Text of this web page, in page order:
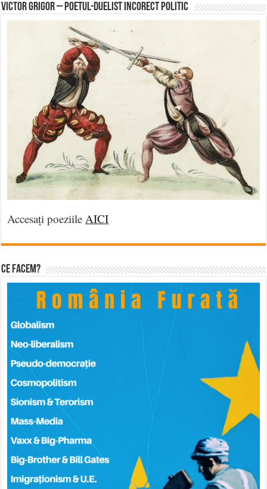
Victor Grigor – Poetul-Duelist Incorect Politic
Accesați poeziileAICI
Ce facem?